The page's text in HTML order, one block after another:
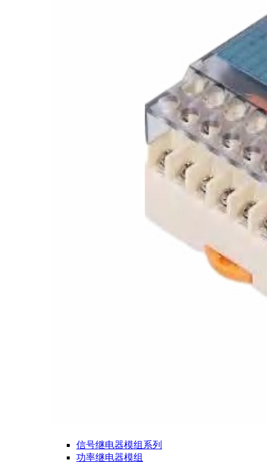
信号继电器模组系列
功率继电器模组